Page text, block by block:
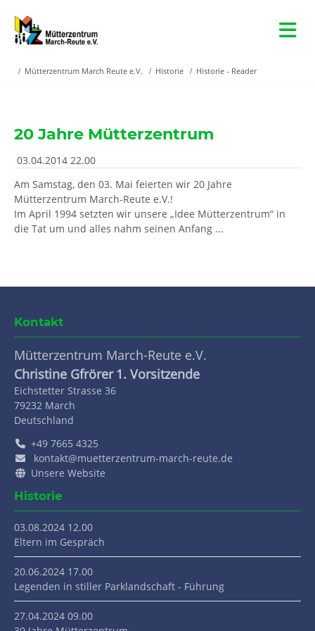
Mütterzentrum March Reute e.V. Historie Historie - Reader
20 Jahre Mütterzentrum
03.04.2014 22.00
Am Samstag, den 03. Mai feierten wir 20 Jahre
Mütterzentrum March-Reute e.V.!
Im April 1994 setzten wir unsere „Idee Mütterzentrum“ in
die Tat um und alles nahm seinen Anfang ...
Kontakt
Mütterzentrum March-Reute e.V.
Christine Gfrörer 1. Vorsitzende
Eichstetter Strasse 36
79232 March
Deutschland
+49 7665 4325
kontakt@muetterzentrum-march-reute.de
Unsere Website
Historie
03.08.2024 12.00
Eltern im Gespräch
20.06.2024 17.00
Legenden in stiller Parklandschaft - Führung
27.04.2024 09.00